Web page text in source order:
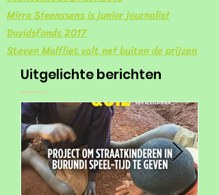
Mirra Steenssens is junior journalist
Davidsfonds 2017
Steven Malfliet valt net buiten de prijzen
Uitgelichte berichten